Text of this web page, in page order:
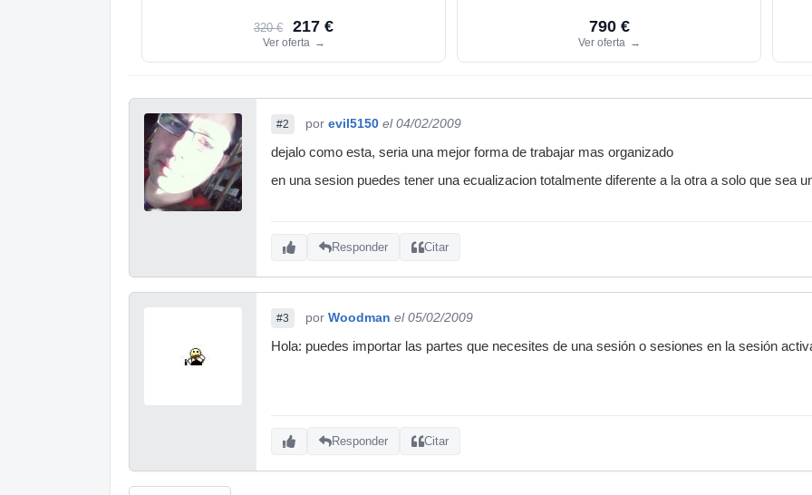
320 € 217 €
Ver oferta →
790 €
Ver oferta →
#2 por evil5150 el 04/02/2009
dejalo como esta, seria una mejor forma de trabajar mas organizado
en una sesion puedes tener una ecualizacion totalmente diferente a la otra a solo que sea
Responder Citar
#3 por Woodman el 05/02/2009
Hola: puedes importar las partes que necesites de una sesión o sesiones en la sesión
Responder Citar